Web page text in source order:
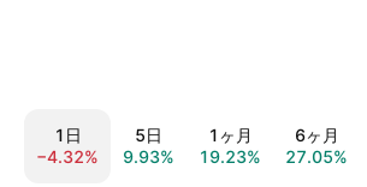
1日
−4.32%
5日
9.93%
1ヶ月
19.23%
6ヶ月
27.05%